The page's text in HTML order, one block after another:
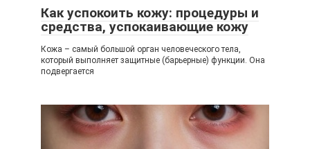
Как успокоить кожу: процедуры и
средства, успокаивающие кожу
Кожа – самый большой орган человеческого тела,
который выполняет защитные (барьерные) функции. Она
подвергается